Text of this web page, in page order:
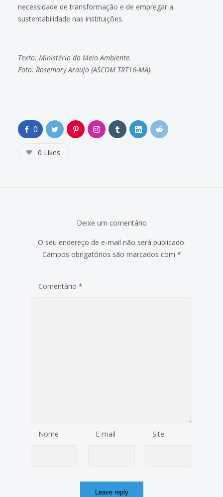
necessidade de transformação e de empregar a
sustentabilidade nas instituições.
Texto: Ministério do Meio Ambiente.
Foto: Rosemary Araujo (ASCOM TRT16-MA).
0
0 Likes
Deixe um comentário
O seu endereço de e-mail não será publicado.
Campos obrigatórios são marcados com *
Comentário *
Nome E-mail Site